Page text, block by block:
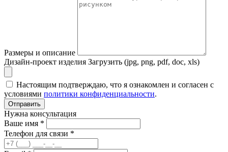
Размеры и описание
Дизайн-проект изделия Загрузить (jpg, png, pdf, doc, xls)
Настоящим подтверждаю, что я ознакомлен и согласен с
условиями политики конфиденциальности.
Отправить
Нужна консультация
Ваше имя *
Телефон для связи *